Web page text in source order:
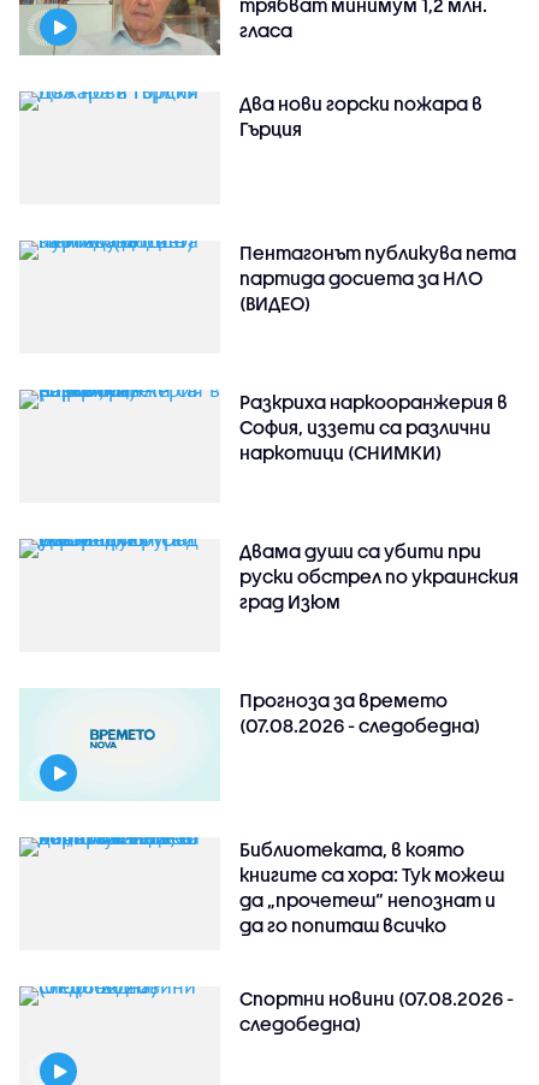
трябват минимум 1,2 млн.
гласа
Два нови горски пожара в
Гърция
Пентагонът публикува пета
партида досиета за НЛО
(ВИДЕО)
Разкриха наркооранжерия в
София, иззети са различни
наркотици (СНИМКИ)
Двама души са убити при
руски обстрeл по украинския
град Изюм
Прогноза за времето
(07.08.2026 - следобедна)
Библиотеката, в която
книгите са хора: Тук можеш
да „прочетеш“ непознат и
да го попиташ всичко
Спортни новини (07.08.2026 -
следобедна)